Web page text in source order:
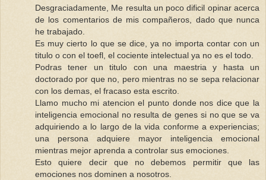
Desgraciadamente, Me resulta un poco dificil opinar acerca
de los comentarios de mis compañeros, dado que nunca
he trabajado.
Es muy cierto lo que se dice, ya no importa contar con un
titulo o con el toefl, el cociente intelectual ya no es el todo.
Podras tener un titulo con una maestria y hasta un
doctorado por que no, pero mientras no se sepa relacionar
con los demas, el fracaso esta escrito.
Llamo mucho mi atencion el punto donde nos dice que la
inteligencia emocional no resulta de genes si no que se va
adquiriendo a lo largo de la vida conforme a experiencias;
una persona adquiere mayor inteligencia emocional
mientras mejor aprenda a controlar sus emociones.
Esto quiere decir que no debemos permitir que las
emociones nos dominen a nosotros.